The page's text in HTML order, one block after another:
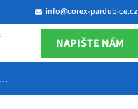
info@corex-pardubice.cz
NAPIŠTE NÁM